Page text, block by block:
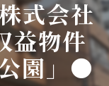
式会社
益物件
園」●